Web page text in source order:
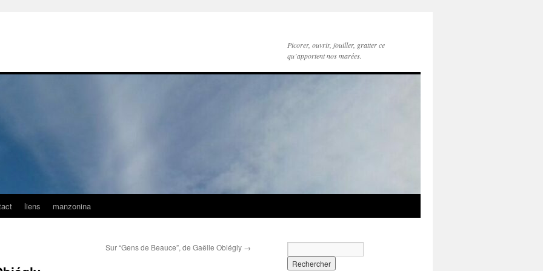
Picorer, ouvrir, fouiller, gratter ce
qu’apportent nos marées.
liens manzonina
Sur “Gens de Beauce”, de Gaëlle Obiégly →